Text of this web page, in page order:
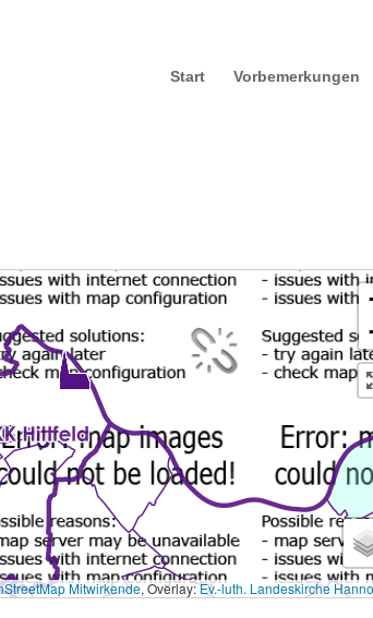
Start Vorbemerkungen
Mitwirkende, Overlay:Ev.-luth. Landeskirche